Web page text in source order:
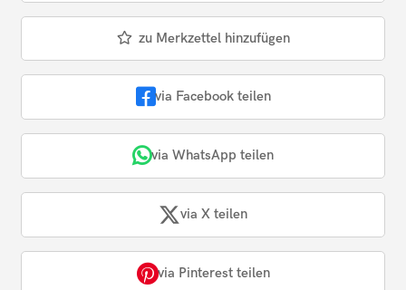
zu Merkzettel hinzufügen
via Facebook teilen
via WhatsApp teilen
via X teilen
via Pinterest teilen